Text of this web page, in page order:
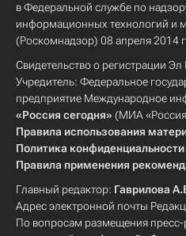
в Федеральной службе по
информационных технологий и
(Роскомнадзор) 08 апреля 2014
Свидетельство о регистрации
Учредитель: Федеральное
предприятие Международное
«Россия сегодня» (МИА «Россия
Правила использования
Политика конфиденциальности
Правила применения
Главный редактор: Гаврилова
Адрес электронной почты
По вопросам размещения